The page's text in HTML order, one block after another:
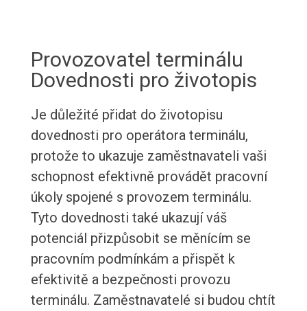
Provozovatel terminálu
Dovednosti pro životopis
Je důležité přidat do životopisu
dovednosti pro operátora terminálu,
protože to ukazuje zaměstnavateli vaši
schopnost efektivně provádět pracovní
úkoly spojené s provozem terminálu.
Tyto dovednosti také ukazují váš
potenciál přizpůsobit se měnícím se
pracovním podmínkám a přispět k
efektivitě a bezpečnosti provozu
terminálu. Zaměstnavatelé si budou chtít